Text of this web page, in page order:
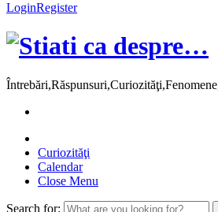
LoginRegister
Curiozităţi
Calendar
Close Menu
Search for: